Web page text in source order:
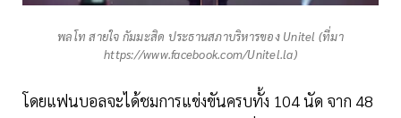
พลโท สายใจ กัมมะสิด ประธานสภาบริหารของ Unitel (ที่มา
https://www.facebook.com/Unitel.la)
โดยแฟนบอลจะได้ชมการแข่งขันครบทั้ง 104 นัด จาก 48